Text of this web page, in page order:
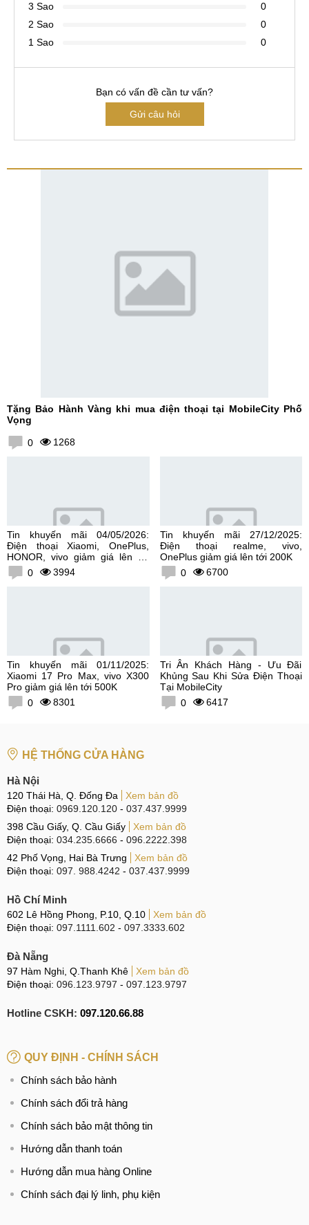
3 Sao
0
2 Sao
0
1 Sao
0
Bạn có vấn đề cần tư vấn?
Gửi câu hỏi
Tặng Bảo Hành Vàng khi mua điện thoại tại MobileCity Phố
Vọng
0 1268
Tin khuyến mãi 04/05/2026:
Điện thoại Xiaomi, OnePlus,
HONOR, vivo giảm giá lên tới
300K0 3994
Tin khuyến mãi 27/12/2025:
Điện thoại realme, vivo,
OnePlus giảm giá lên tới 200K
0
6700
Tin khuyến mãi 01/11/2025:
Xiaomi 17 Pro Max, vivo X300
Pro giảm giá lên tới 500K
0
8301
Tri Ân Khách Hàng - Ưu Đãi
Khủng Sau Khi Sửa Điện Thoại
Tại MobileCity
0
6417
HỆ THỐNG CỬA HÀNG
Hà Nội
120 Thái Hà, Q. Đống Đa
Xem bản đồ
Điện thoại: 0969.120.120 - 037.437.9999
398 Cầu Giấy, Q. Cầu Giấy
Xem bản đồ
Điện thoại: 034.235.6666 - 096.2222.398
42 Phố Vọng, Hai Bà Trưng
Xem bản đồ
Điện thoại: 097. 988.4242 - 037.437.9999
Hồ Chí Minh
602 Lê Hồng Phong, P.10, Q.10
Xem bản đồ
Điện thoại: 097.1111.602 - 097.3333.602
Đà Nẵng
97 Hàm Nghi, Q.Thanh Khê
Xem bản đồ
Điện thoại: 096.123.9797 - 097.123.9797
Hotline CSKH: 097.120.66.88
QUY ĐỊNH - CHÍNH SÁCH
Chính sách bảo hành
Chính sách đổi trả hàng
Chính sách bảo mật thông tin
Hướng dẫn thanh toán
Hướng dẫn mua hàng Online
Chính sách đại lý linh, phụ kiện